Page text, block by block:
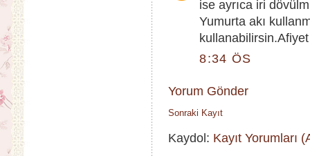
ise ayrıca iri
Yumurta akı
8:34 ÖS
Yorum Gönder
Sonraki Kayıt
Kaydol: Kayıt Yorumları